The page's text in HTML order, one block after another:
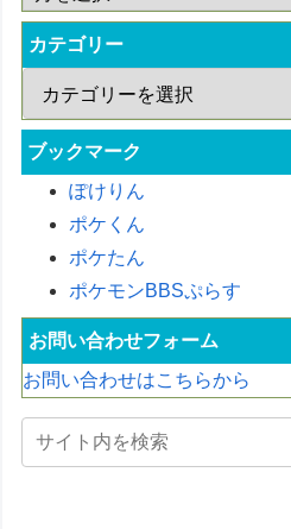
カテゴリー
ブックマーク
ぽけりん
ポケくん
ポケたん
ポケモンBBSぷらす
お問い合わせフォーム
お問い合わせはこちらから